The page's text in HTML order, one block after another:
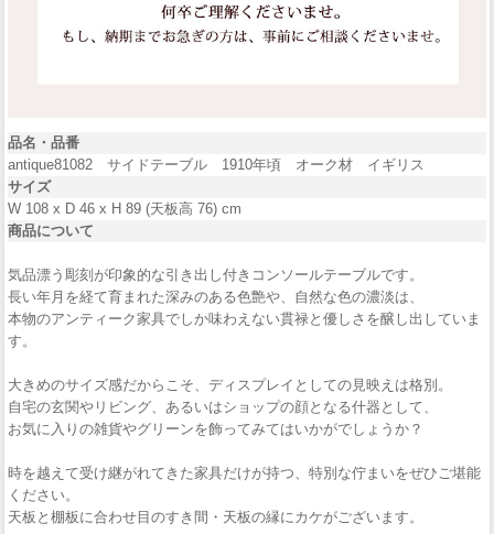
品名・品番
antique81082 サイドテーブル 1910年頃 オーク材 イギリス
サイズ
W 108 x D 46 x H 89 (天板高 76) cm
商品について
気品漂う彫刻が印象的な引き出し付きコンソールテーブルです。
長い年月を経て育まれた深みのある色艶や、自然な色の濃淡は、
本物のアンティーク家具でしか味わえない貫禄と優しさを醸し出していま
す。
大きめのサイズ感だからこそ、ディスプレイとしての見映えは格別。
自宅の玄関やリビング、あるいはショップの顔となる什器として、
お気に入りの雑貨やグリーンを飾ってみてはいかがでしょうか？
時を越えて受け継がれてきた家具だけが持つ、特別な佇まいをぜひご堪能
ください。
天板と棚板に合わせ目のすき間・天板の縁にカケがございます。